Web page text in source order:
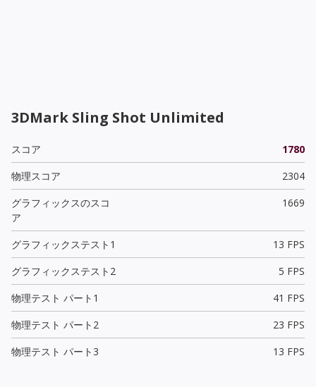
3DMark Sling Shot Unlimited
スコア
1780
物理スコア
2304
グラフィックスのスコ
ア
1669
グラフィックステスト1
13 FPS
グラフィックステスト2
5 FPS
物理テスト パート1
41 FPS
物理テスト パート2
23 FPS
物理テスト パート3
13 FPS